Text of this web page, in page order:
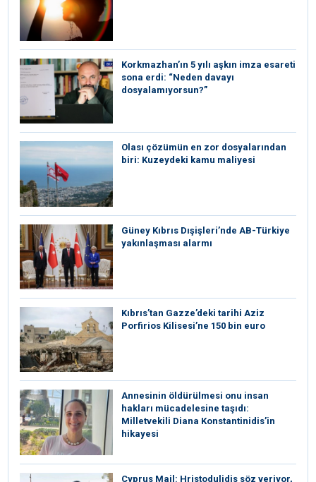
Korkmazhan’ın 5 yılı aşkın imza esareti
sona erdi: “Neden davayı
dosyalamıyorsun?”
Olası çözümün en zor dosyalarından
biri: Kuzeydeki kamu maliyesi
Güney Kıbrıs Dışişleri’nde AB-Türkiye
yakınlaşması alarmı
Kıbrıs’tan Gazze’deki tarihi Aziz
Porfirios Kilisesi’ne 150 bin euro
Annesinin öldürülmesi onu insan
hakları mücadelesine taşıdı:
Milletvekili Diana Konstantinidis’in
hikayesi
⁠Cyprus Mail: Hristodulidis söz veriyor,